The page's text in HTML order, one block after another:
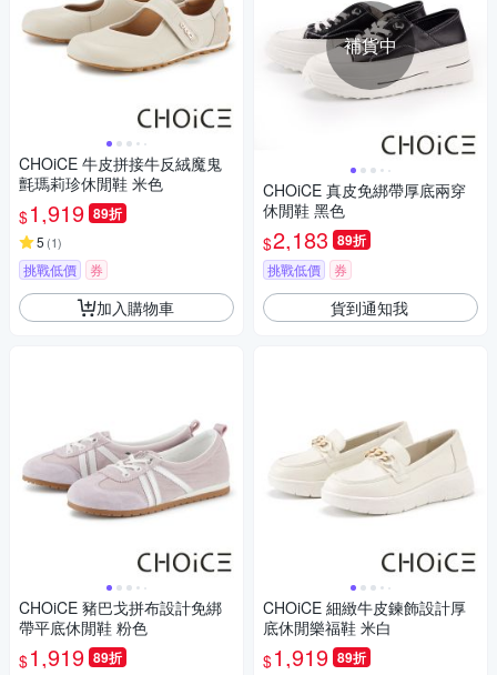
CHOiCE 牛皮拼接牛反絨魔鬼
氈瑪莉珍休閒鞋 米色
$1,919 89折
5 (1)
挑戰低價 券
加入購物車
CHOiCE 豬巴戈拼布設計免綁
帶平底休閒鞋 粉色
$1,919 89折
補貨中
CHOiCE 真皮免綁帶厚底兩穿
休閒鞋 黑色
$2,183 89折
挑戰低價 券
貨到通知我
CHOiCE 細緻牛皮鍊飾設計厚
底休閒樂福鞋 米白
$1,919 89折